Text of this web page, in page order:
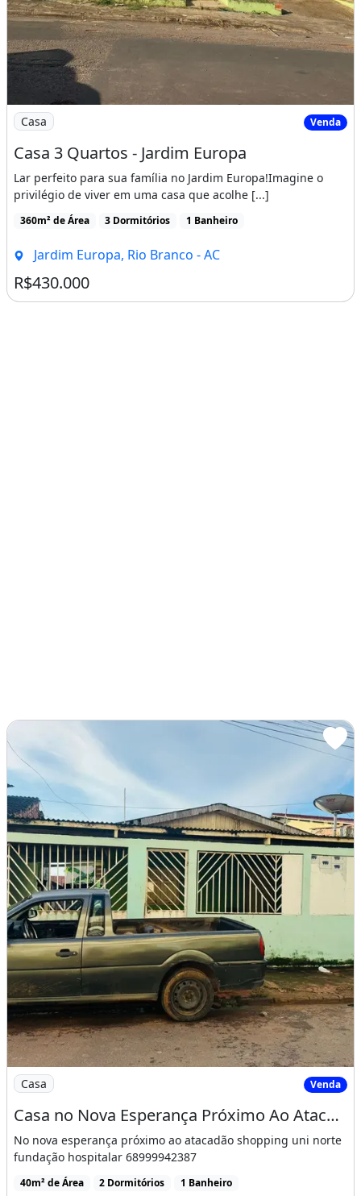
Imagem: Casa 3 Quartos - Jardim Europa
Casa Venda
Casa 3 Quartos - Jardim Europa
Lar perfeito para sua família no Jardim Europa!Imagine o
privilégio de viver em uma casa que acolhe [...]
360m² de Área 3 Dormitórios 1 Banheiro
Jardim Europa, Rio Branco - AC
R$430.000
Imagem: Casa no Nova Esperança Próximo Ao Atacadão
Casa Venda
Casa no Nova Esperança Próximo Ao Atacadão
No nova esperança próximo ao atacadão shopping uni norte
fundação hospitalar 68999942387
40m² de Área 2 Dormitórios 1 Banheiro